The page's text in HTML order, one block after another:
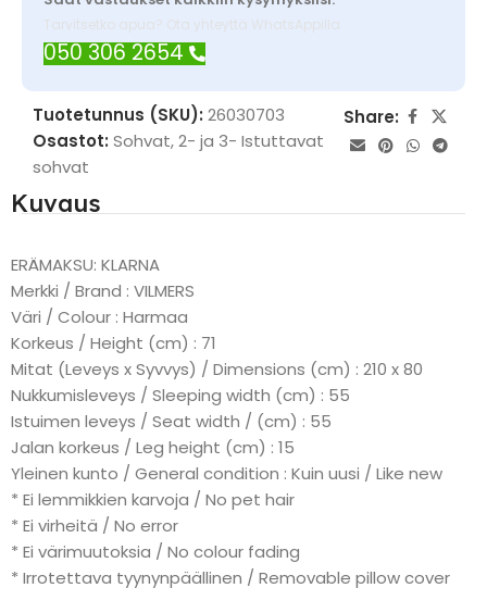
Tarvitsetko apua? Ota yhteyttä WhatsAppilla
050 306 2654
Tuotetunnus (SKU): 26030703
Osastot: Sohvat,2- ja 3- Istuttavat
sohvat
Share:
Kuvaus
ERÄMAKSU: KLARNA
Merkki / Brand : VILMERS
Väri / Colour : Harmaa
Korkeus / Height (cm) : 71
Mitat (Leveys x Syvvys) / Dimensions (cm) : 210 x 80
Nukkumisleveys / Sleeping width (cm) : 55
Istuimen leveys / Seat width / (cm) : 55
Jalan korkeus / Leg height (cm) : 15
Yleinen kunto / General condition : Kuin uusi / Like new
* Ei lemmikkien karvoja / No pet hair
* Ei virheitä / No error
* Ei värimuutoksia / No colour fading
* Irrotettava tyynynpäällinen / Removable pillow cover